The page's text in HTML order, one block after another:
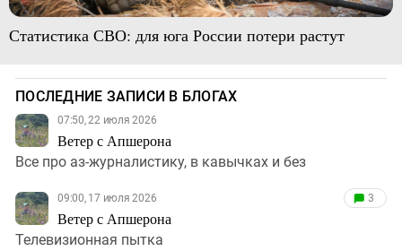
Статистика СВО: для юга России потери растут
ПОСЛЕДНИЕ ЗАПИСИ В БЛОГАХ
07:50, 22 июля 2026
Ветер с Апшерона
Все про аз-журналистику, в кавычках и без
09:00, 17 июля 2026
Ветер с Апшерона
3
Телевизионная пытка